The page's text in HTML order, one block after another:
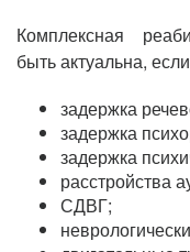
Комплексная
быть актуальна,
задержка
задержка
задержка
расстройства
СДВГ;